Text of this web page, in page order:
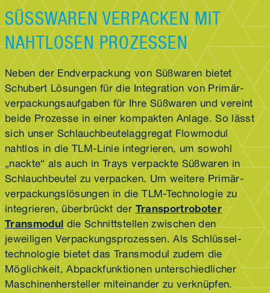
SÜSSWAREN VERPACKEN MIT N
AHTLOSEN PROZESSEN
Neben der End­verpackung von Süßwaren bietet
Schubert Lösungen für die Integration von Primär­
verpackungs­aufgaben für Ihre Süßwaren und vereint
beide Prozesse in einer kompakten Anlage. So lässt
sich unser Schlauch­beutel­aggregat Flowmodul
nahtlos in die TLM-Linie integrieren, um sowohl
„nackte“ als auch in Trays verpackte Süßwaren in
Schlauch­beutel zu verpacken. Um weitere Primär­
verpackungs­lösungen in die TLM-Technologie zu
integrieren, überbrückt derTransport­roboter
Transmoduldie Schnittstellen zwischen den
jeweiligen Verpackungs­prozessen. Als Schlüssel­
technologie bietet das Transmodul zudem die
Möglichkeit, Abpackfunktionen unterschiedlicher
Maschinen­hersteller miteinander zu verknüpfen.